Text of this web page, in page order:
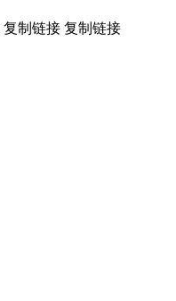
复制链接 复制链接